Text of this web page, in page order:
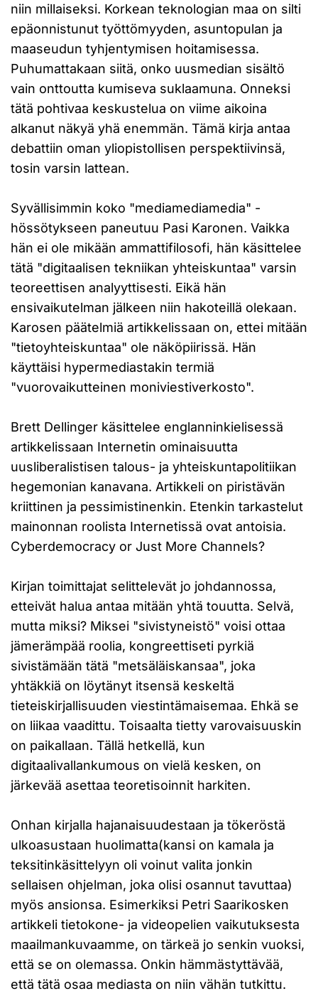
niin millaiseksi. Korkean teknologian maa on silti
epäonnistunut työttömyyden, asuntopulan ja
maaseudun tyhjentymisen hoitamisessa.
Puhumattakaan siitä, onko uusmedian sisältö
vain onttoutta kumiseva suklaamuna. Onneksi
tätä pohtivaa keskustelua on viime aikoina
alkanut näkyä yhä enemmän. Tämä kirja antaa
debattiin oman yliopistollisen perspektiivinsä,
tosin varsin lattean.
Syvällisimmin koko "mediamediamedia" -
hössötykseen paneutuu Pasi Karonen. Vaikka
hän ei ole mikään ammattifilosofi, hän käsittelee
tätä "digitaalisen tekniikan yhteiskuntaa" varsin
teoreettisen analyyttisesti. Eikä hän
ensivaikutelman jälkeen niin hakoteillä olekaan.
Karosen päätelmiä artikkelissaan on, ettei mitään
"tietoyhteiskuntaa" ole näköpiirissä. Hän
käyttäisi hypermediastakin termiä
"vuorovaikutteinen moniviestiverkosto".
Brett Dellinger käsittelee englanninkielisessä
artikkelissaan Internetin ominaisuutta
uusliberalistisen talous- ja yhteiskuntapolitiikan
hegemonian kanavana. Artikkeli on piristävän
kriittinen ja pessimistinenkin. Etenkin tarkastelut
mainonnan roolista Internetissä ovat antoisia.
Cyberdemocracy or Just More Channels?
Kirjan toimittajat selittelevät jo johdannossa,
etteivät halua antaa mitään yhtä touutta. Selvä,
mutta miksi? Miksei "sivistyneistö" voisi ottaa
jämerämpää roolia, kongreettiseti pyrkiä
sivistämään tätä "metsäläiskansaa", joka
yhtäkkiä on löytänyt itsensä keskeltä
tieteiskirjallisuuden viestintämaisemaa. Ehkä se
on liikaa vaadittu. Toisaalta tietty varovaisuuskin
on paikallaan. Tällä hetkellä, kun
digitaalivallankumous on vielä kesken, on
järkevää asettaa teoretisoinnit harkiten.
Onhan kirjalla hajanaisuudestaan ja tökeröstä
ulkoasustaan huolimatta(kansi on kamala ja
teksitinkäsittelyyn oli voinut valita jonkin
sellaisen ohjelman, joka olisi osannut tavuttaa)
myös ansionsa. Esimerkiksi Petri Saarikosken
artikkeli tietokone- ja videopelien vaikutuksesta
maailmankuvaamme, on tärkeä jo senkin vuoksi,
että se on olemassa. Onkin hämmästyttävää,
että tätä osaa mediasta on niin vähän tutkittu.